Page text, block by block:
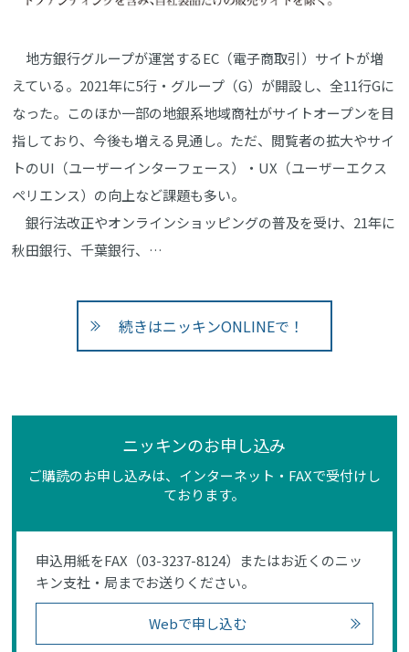
地方銀行グループが運営するEC（電子商取引）サイトが増
えている。2021年に5行・グループ（G）が開設し、全11行Gに
なった。このほか一部の地銀系地域商社がサイトオープンを目
指しており、今後も増える見通し。ただ、閲覧者の拡大やサイ
トのUI（ユーザーインターフェース）・UX（ユーザーエクス
ペリエンス）の向上など課題も多い。
銀行法改正やオンラインショッピングの普及を受け、21年に
秋田銀行、千葉銀行、…
続きはニッキンONLINEで！
ニッキンのお申し込み
ご購読のお申し込みは、インターネット・FAXで受付けし
ております。
申込用紙をFAX（03-3237-8124）またはお近くのニッ
キン支社・局までお送りください。
Webで申し込む